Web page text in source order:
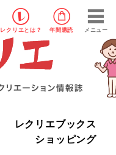
レクリエ とは？ 年間購読 メニュー
レクリエブックス
ショッピング